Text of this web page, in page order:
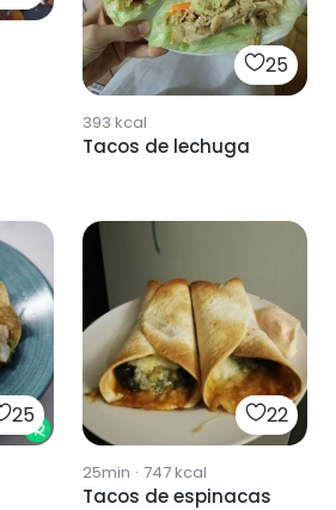
25
393 kcal
Tacos de lechuga
25 22
25min · 747kcal
Tacos de espinacas